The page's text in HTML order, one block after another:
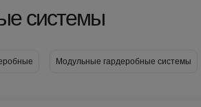
системы
Модульные гардеробные системы